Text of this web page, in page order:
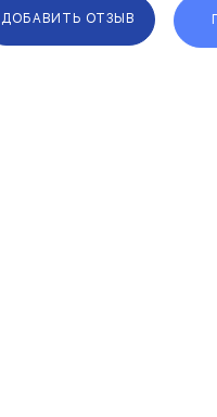
ДОБАВИТЬ ОТЗЫВ